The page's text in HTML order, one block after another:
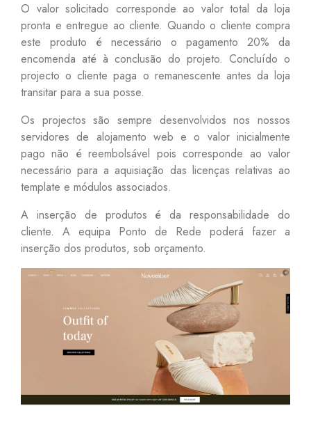
O valor solicitado corresponde ao valor total da loja
pronta e entregue ao cliente. Quando o cliente compra
este produto é necessário o pagamento 20% da
encomenda até à conclusão do projeto. Concluído o
projecto o cliente paga o remanescente antes da loja
transitar para a sua posse.
Os projectos são sempre desenvolvidos nos nossos
servidores de alojamento web e o valor inicialmente
pago não é reembolsável pois corresponde ao valor
necessário para a aquisiação das licenças relativas ao
template e módulos associados.
A inserção de produtos é da responsabilidade do
cliente. A equipa Ponto de Rede poderá fazer a
inserção dos produtos, sob orçamento.